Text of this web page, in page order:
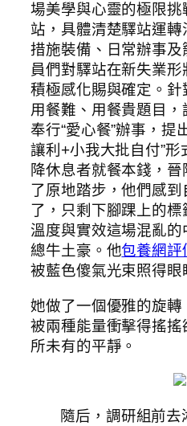
場美學與心靈的極限
站，具體清楚驛站運轉
措施裝備、日常辦事
員們對驛站在新失業
積極感化賜與確定。
用餐難、用餐貴題目
奉行“愛心餐”辦事，提
讓利+小我大批自付”形
降休息者就餐本錢，
了原地踏步，他們感
了，只剩下腳踝上的
溫度與實效這場混亂
總牛土豪。他包養網評
被藍色傻氣光束照得眼
她做了一個優雅的旋轉
被兩種能量衝擊得搖
所未有的平靜。
隨后，調研組前